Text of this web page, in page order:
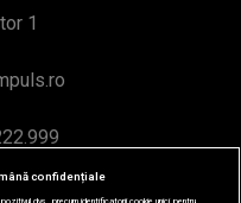
1
222.999
confidențiale
dvs., precum identificatorii cookie unici pentru